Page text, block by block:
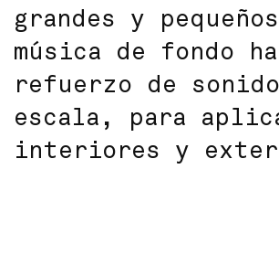
grandes y
música de fondo
refuerzo de
escala, para
interiores y